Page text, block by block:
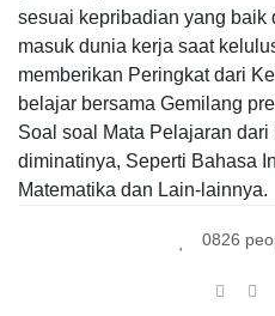
sesuai kepribadian yang baik
masuk dunia kerja saat
memberikan Peringkat dari
belajar bersama Gemilang
Soal soal Mata Pelajaran
diminatinya, Seperti Bahasa
Matematika dan Lain-lainnya.
0826